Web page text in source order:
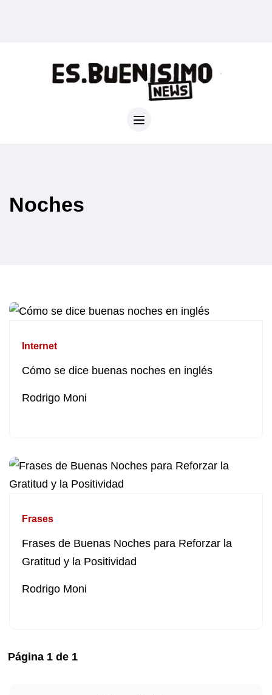
Noches
Internet
Cómo se dice buenas noches en inglés
Rodrigo Moni
Frases
Frases de Buenas Noches para Reforzar la
Gratitud y la Positividad
Rodrigo Moni
Página 1 de 1